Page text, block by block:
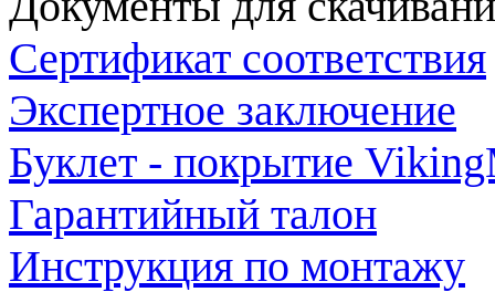
Сертификат соответствия
Экспертное заключение
Буклет - покрытие
Гарантийный талон
Инструкция по монтажу